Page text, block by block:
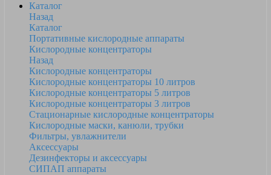
Каталог
Назад
Каталог
Портативные кислородные аппараты
Кислородные концентраторы
Назад
Кислородные концентраторы
Кислородные концентраторы 10 литров
Кислородные концентраторы 5 литров
Кислородные концентраторы 3 литров
Стационарные кислородные концентраторы
Кислородные маски, канюли, трубки
Фильтры, увлажнители
Аксессуары
Дезинфекторы и аксессуары
СИПАП аппараты